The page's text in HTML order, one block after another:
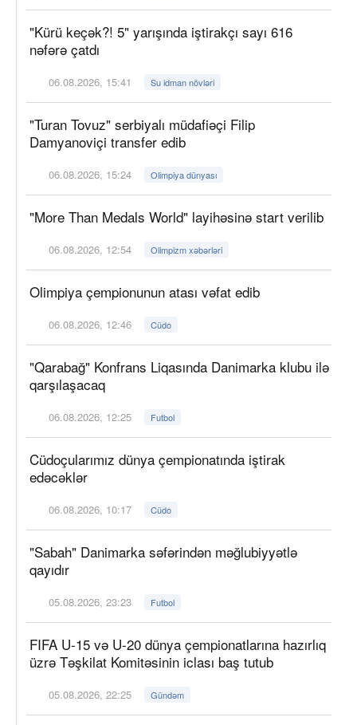
"Kürü keçək?! 5" yarışında iştirakçı sayı 616
nəfərə çatdı
06.08.2026, 15:41 Su idman növləri
"Turan Tovuz" serbiyalı müdafiəçi Filip
Damyanoviçi transfer edib
06.08.2026, 15:24 Olimpiya dünyası
"More Than Medals World" layihəsinə start verilib
06.08.2026, 12:54 Olimpizm xəbərləri
Olimpiya çempionunun atası vəfat edib
06.08.2026, 12:46 Cüdo
"Qarabağ" Konfrans Liqasında Danimarka klubu ilə
qarşılaşacaq
06.08.2026, 12:25 Futbol
Cüdoçularımız dünya çempionatında iştirak
edəcəklər
06.08.2026, 10:17 Cüdo
"Sabah" Danimarka səfərindən məğlubiyyətlə
qayıdır
05.08.2026, 23:23 Futbol
FIFA U-15 və U-20 dünya çempionatlarına hazırlıq
üzrə Təşkilat Komitəsinin iclası baş tutub
05.08.2026, 22:25 Gündəm